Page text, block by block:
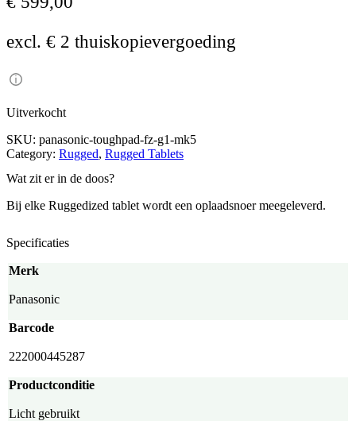
excl. € 2 thuiskopievergoeding
Uitverkocht
SKU: panasonic-toughpad-fz-g1-mk5
Category: Rugged, Rugged Tablets
Wat zit er in de doos?
Bij elke Ruggedized tablet wordt een oplaadsnoer meegeleverd.
Specificaties
Merk
Panasonic
Barcode
222000445287
Productconditie
Licht gebruikt